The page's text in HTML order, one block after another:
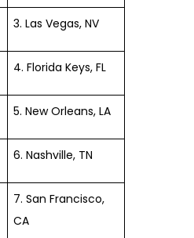
3. Las Vegas, NV
4. Florida Keys, FL
5. New Orleans, LA
6. Nashville, TN
7. San Francisco,
CA